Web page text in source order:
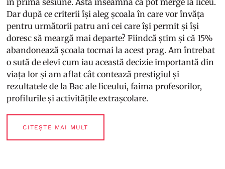
în prima sesiune. Asta înseamnă că pot merge la liceu.
Dar după ce criterii își aleg școala în care vor învăța
pentru următorii patru ani cei care își permit și își
doresc să meargă mai departe? Fiindcă știm și că 15%
abandonează școala tocmai la acest prag. Am întrebat
o sută de elevi cum iau această decizie importantă din
viața lor și am aflat cât contează prestigiul și
rezultatele de la Bac ale liceului, faima profesorilor,
profilurile și activitățile extrașcolare.
CITEȘTE MAI MULT